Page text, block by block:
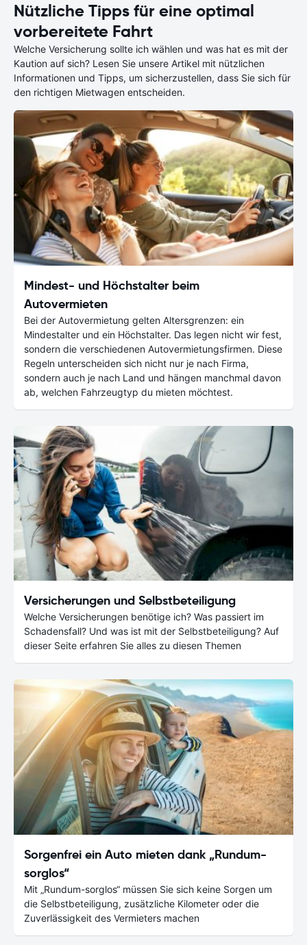
Nützliche Tipps für eine optimal
vorbereitete Fahrt
Welche Versicherung sollte ich wählen und was hat es mit der
Kaution auf sich? Lesen Sie unsere Artikel mit nützlichen
Informationen und Tipps, um sicherzustellen, dass Sie sich für
den richtigen Mietwagen entscheiden.
Mindest- und Höchstalter beim
Autovermieten
Bei der Autovermietung gelten Altersgrenzen: ein
Mindestalter und ein Höchstalter. Das legen nicht wir fest,
sondern die verschiedenen Autovermietungsfirmen. Diese
Regeln unterscheiden sich nicht nur je nach Firma,
sondern auch je nach Land und hängen manchmal davon
ab, welchen Fahrzeugtyp du mieten möchtest.
Versicherungen und Selbstbeteiligung
Welche Versicherungen benötige ich? Was passiert im
Schadensfall? Und was ist mit der Selbstbeteiligung? Auf
dieser Seite erfahren Sie alles zu diesen Themen
Sorgenfrei ein Auto mieten dank „Rundum-
sorglos“
Mit „Rundum-sorglos“ müssen Sie sich keine Sorgen um
die Selbstbeteiligung, zusätzliche Kilometer oder die
Zuverlässigkeit des Vermieters machen